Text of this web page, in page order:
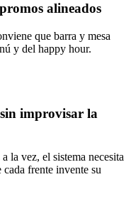
alineados
que barra y mesa
y del happy hour.
improvisar la
la vez, el sistema necesita
cada frente invente su